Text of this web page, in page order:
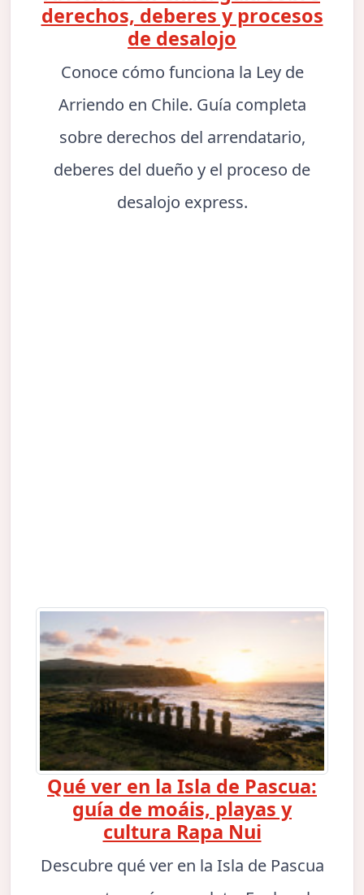
derechos, deberes y procesos
de desalojo
Conoce cómo funciona la Ley de
Arriendo en Chile. Guía completa
sobre derechos del arrendatario,
deberes del dueño y el proceso de
desalojo express.
Qué ver en la Isla de Pascua:
guía de moáis, playas y
cultura Rapa Nui
Descubre qué ver en la Isla de Pascua